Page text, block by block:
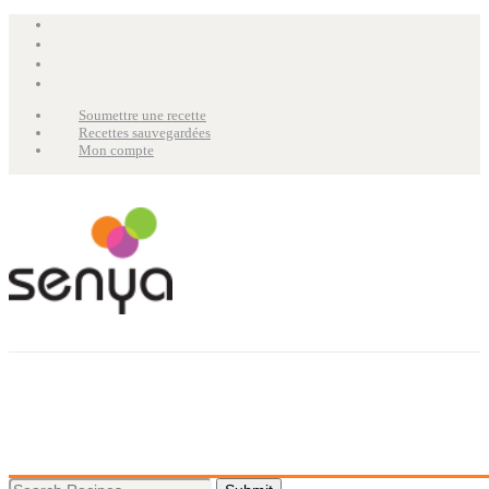
Soumettre une recette
Recettes sauvegardées
Mon compte